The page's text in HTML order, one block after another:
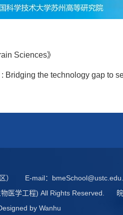
Sciences》
the technology gap to
） E-mail：
医学工程) All Rights Reserved.
byWanhu